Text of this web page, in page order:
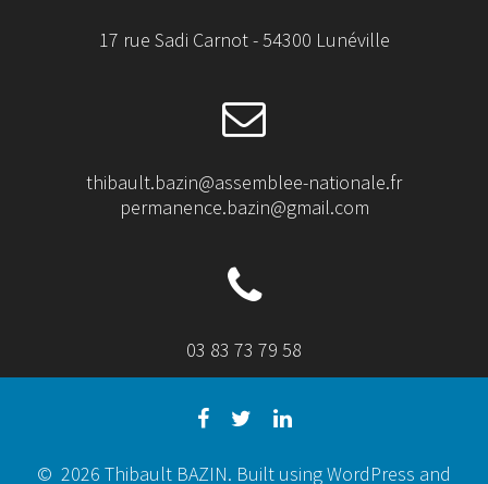
17 rue Sadi Carnot - 54300 Lunéville
thibault.bazin@assemblee-nationale.fr
permanence.bazin@gmail.com
03 83 73 79 58
© 2026 Thibault BAZIN. Built using WordPress and